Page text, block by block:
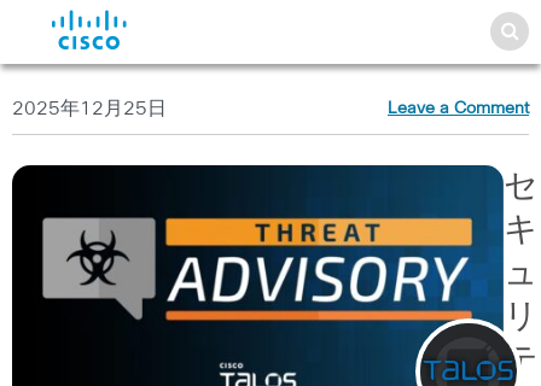
2025年12月25日 Leave a Comment
セ
キ
ュ
リ
テ